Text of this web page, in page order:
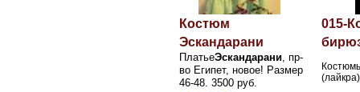
Костюм
Эскандарани
ПлатьеЭскандарани, пр-
во Египет, новое! Размер
46-48. 3500 руб.
015-
(лайкра)